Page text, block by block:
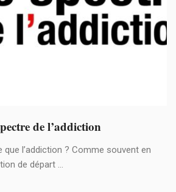
de l’addiction
que l’addiction ? Comme souvent en
de départ ...